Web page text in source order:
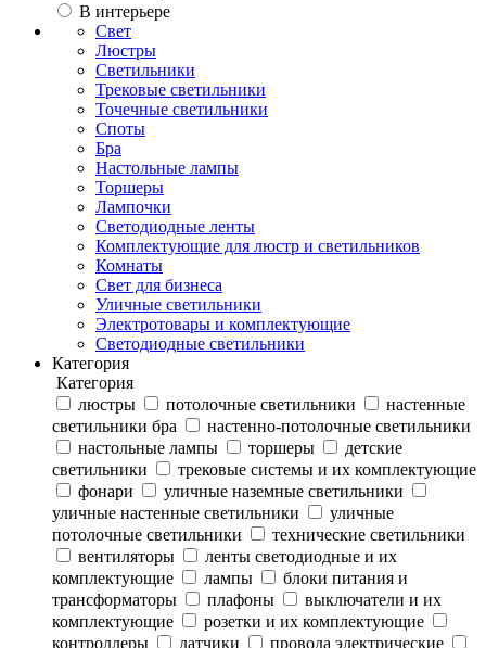
В интерьере
Свет
Люстры
Светильники
Трековые светильники
Точечные светильники
Споты
Бра
Настольные лампы
Торшеры
Лампочки
Светодиодные ленты
Комплектующие для люстр и светильников
Комнаты
Свет для бизнеса
Уличные светильники
Электротовары и комплектующие
Светодиодные светильники
Категория
Категория
люстры
потолочные светильники
настенные
светильники бра
настенно-потолочные светильники
настольные лампы
торшеры
детские
светильники
трековые системы и их комплектующие
фонари
уличные наземные светильники
уличные настенные светильники
уличные
потолочные светильники
технические светильники
вентиляторы
ленты светодиодные и их
комплектующие
лампы
блоки питания и
трансформаторы
плафоны
выключатели и их
комплектующие
розетки и их комплектующие
контроллеры
датчики
провода электрические